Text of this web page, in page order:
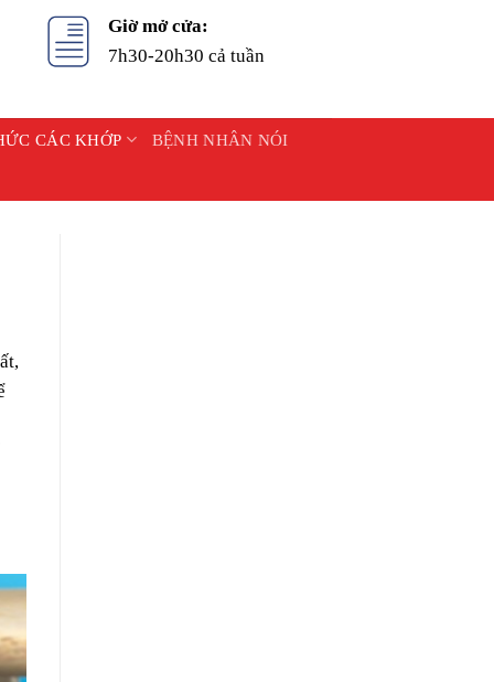
Giờ mở cửa:
7h30-20h30 cả tuần
CÁC KHỚP BỆNH NHÂN NÓI